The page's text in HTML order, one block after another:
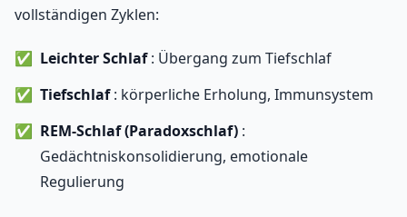
vollständigen Zyklen:
Leichter Schlaf: Übergang zum Tiefschlaf
Tiefschlaf: körperliche Erholung, Immunsystem
REM-Schlaf (Paradoxschlaf) :
Gedächtniskonsolidierung, emotionale
Regulierung